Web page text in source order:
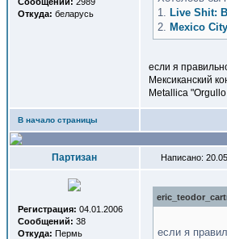
Откуда: беларусь
1. Live Shit:
2. Mexico
если я
Мексиканский
Metallica
В начало страницы
Партизан Написано:
Регистрация: 04.01.2006
Сообщений: 38
Откуда: Пермь
если я